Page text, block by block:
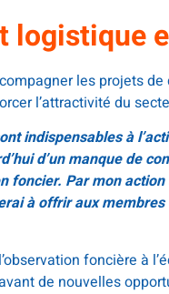
logistique
les projets
l’attractivité du
indispensables à
d’un manque de
foncier. Par mon
à offrir aux
foncière à
de nouvelles